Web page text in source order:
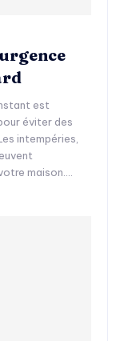
est
éviter des
intempéries,
maison....